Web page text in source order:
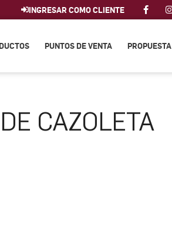
INGRESAR COMO CLIENTE
PUNTOS DE VENTA PROPUESTA
CAZOLETA